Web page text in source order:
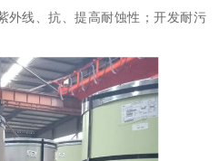
外线、抗、提高耐蚀性；开发耐污